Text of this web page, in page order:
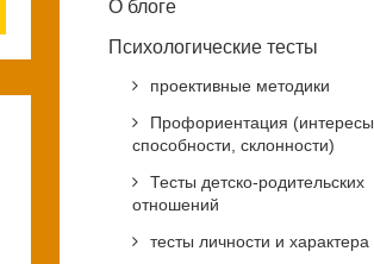
О блоге
Психологические тесты
проективные методики
Профориентация (интересы,
способности, склонности)
Тесты детско-родительских
отношений
тесты личности и характера